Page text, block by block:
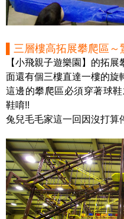
▌三層樓高拓展攀爬區
【小飛親子遊樂園】的拓
面還有個三樓直達一樓的旋
這邊的攀爬區必須穿著球
鞋唷!!
兔兒毛毛家這一回因沒打算